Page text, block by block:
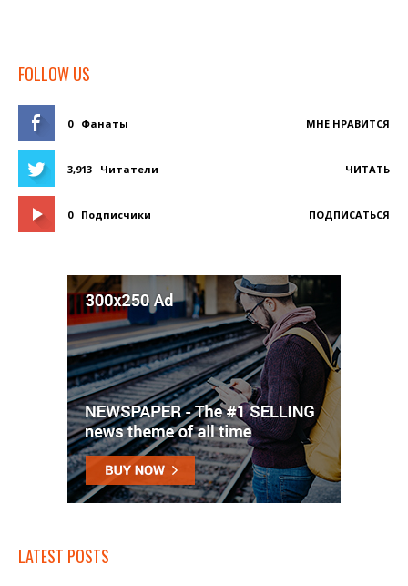
FOLLOW US
0 Фанаты МНЕ НРАВИТСЯ
3,913 Читатели ЧИТАТЬ
0 Подписчики ПОДПИСАТЬСЯ
LATEST POSTS